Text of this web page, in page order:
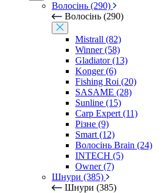
Волосінь (290)
Волосінь (290)
Mistrall (82)
Winner (58)
Gladiator (13)
Konger (6)
Fishing Roi (20)
SASAME (28)
Sunline (15)
Carp Expert (11)
Різне (9)
Smart (12)
Волосінь Brain (24)
INTECH (5)
Owner (7)
Шнури (385)
Шнури (385)